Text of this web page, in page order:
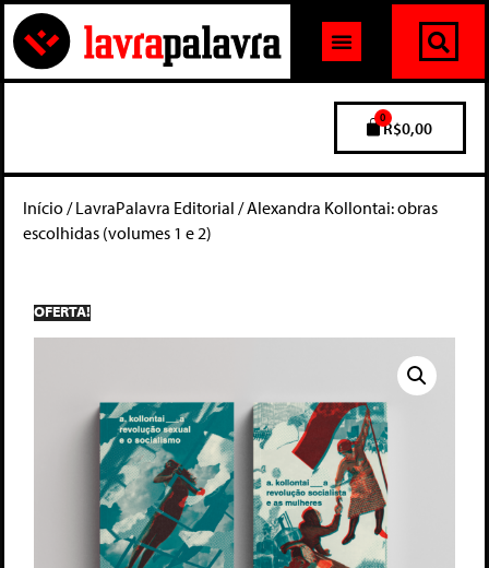
R$0,00
0
Início/LavraPalavra Editorial / Alexandra Kollontai: obras
escolhidas (volumes 1 e 2)
OFERTA!